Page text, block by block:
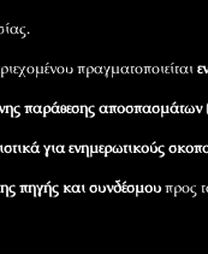
πραγματοποιείται
παράθεσης αποσπασμάτων
για ενημερωτικούς
πηγής και συνδέσμουπρος